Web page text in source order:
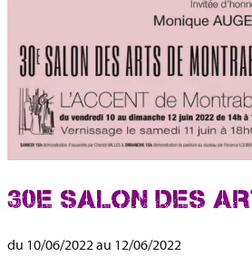
30E SALON DES
du 10/06/2022au 12/06/2022